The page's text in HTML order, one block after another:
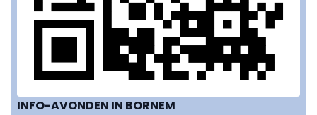
INFO-AVONDEN IN BORNEM